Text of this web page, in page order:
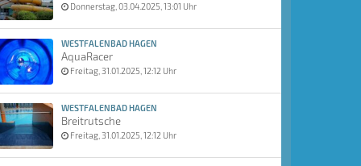
Donnerstag, 03.04.2025, 13:01 Uhr
WESTFALENBAD HAGEN
AquaRacer
Freitag, 31.01.2025, 12:12 Uhr
WESTFALENBAD HAGEN
Breitrutsche
Freitag, 31.01.2025, 12:12 Uhr